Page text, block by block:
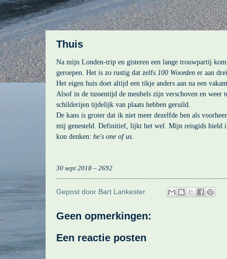
Thuis
Na mijn Londen-trip en gisteren een lange trouwpartij
geroepen. Het is zo rustig dat zelfs 100 Woorden er aan
Het eigen huis doet altijd een tikje anders aan na een
Alsof in de tussentijd de meubels zijn verschoven en weer
schilderijen tijdelijk van plaats hebben geruild.
De kans is groter dat ik niet meer dezelfde ben als
mij genesteld. Definitief, lijkt het wel. Mijn reisgids hield
kon denken: he's one of us
30 sept 2018 – 2692
Gepost door Bart Lankester
Geen opmerkingen:
Een reactie posten